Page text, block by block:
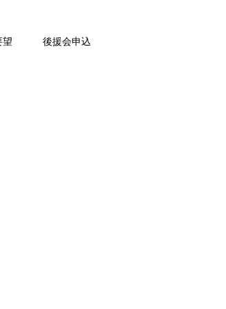
望 後援会申込